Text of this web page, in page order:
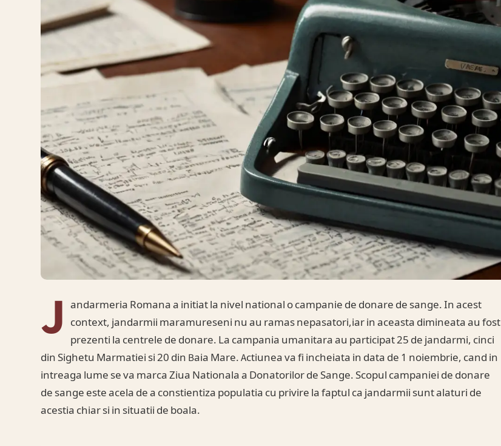
J andarmeria Romana a initiat la nivel national o campanie de donare de sange. In acest
context, jandarmii maramureseni nu au ramas nepasatori,iar in aceasta dimineata au fost
prezenti la centrele de donare. La campania umanitara au participat 25 de jandarmi, cinci
din Sighetu Marmatiei si 20 din Baia Mare. Actiunea va fi incheiata in data de 1 noiembrie, cand in
intreaga lume se va marca Ziua Nationala a Donatorilor de Sange. Scopul campaniei de donare
de sange este acela de a constientiza populatia cu privire la faptul ca jandarmii sunt alaturi de
acestia chiar si in situatii de boala.